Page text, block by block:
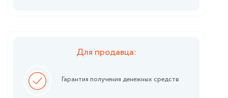
Для продавца:
Гарантия получения денежных средств